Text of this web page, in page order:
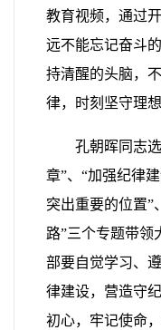
教育视频，通过
远不能忘记奋斗
持清醒的头脑，
律，时刻坚守理想
孔朝晖同志
章”、“加强纪律
突出重要的位置”
路”三个专题带领
部要自觉学习、
律建设，营造守
初心，牢记使命